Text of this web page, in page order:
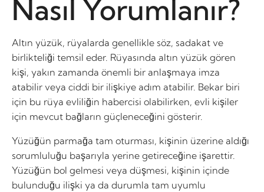
Nasıl Yorumlanır?
Altın yüzük, rüyalarda genellikle söz, sadakat ve
birlikteliği temsil eder. Rüyasında altın yüzük gören
kişi, yakın zamanda önemli bir anlaşmaya imza
atabilir veya ciddi bir ilişkiye adım atabilir. Bekar biri
için bu rüya evliliğin habercisi olabilirken, evli kişiler
için mevcut bağların güçleneceğini gösterir.
Yüzüğün parmağa tam oturması, kişinin üzerine aldığı
sorumluluğu başarıyla yerine getireceğine işarettir.
Yüzüğün bol gelmesi veya düşmesi, kişinin içinde
bulunduğu ilişki ya da durumla tam uyumlu